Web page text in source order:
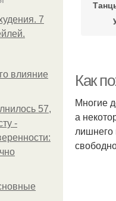
7
влияние
57,
-
Как
Многие
а
лишнего